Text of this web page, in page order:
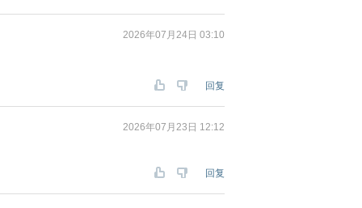
2026年07月24日 03:10
回复
2026年07月23日 12:12
回复